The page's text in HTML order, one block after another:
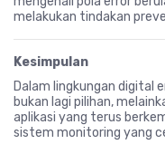
melakukan tindakan
Kesimpulan
Dalam lingkungan digital
bukan lagi pilihan,
aplikasi yang terus
sistem monitoring yang